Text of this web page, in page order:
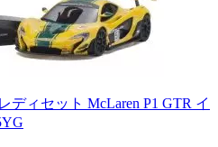
ディセット McLaren P1 GTR イ